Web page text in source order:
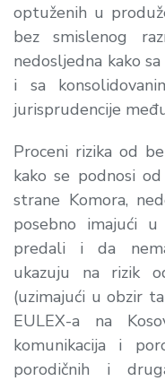
optuženih u
bez smislenog
nedosljedna kako
i sa
jurisprudencije
Proceni rizika od
kako se podnosi
strane Komora,
posebno imajući
predali i da
ukazuju na rizik
(uzimajući u obzir
EULEX-a na
komunikacija i
porodičnih i